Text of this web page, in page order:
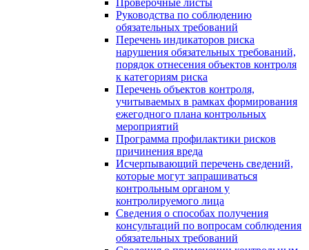
Руководства по соблюдению
обязательных требований
Перечень индикаторов риска
нарушения обязательных требований,
порядок отнесения объектов контроля
к категориям риска
Перечень объектов контроля,
учитываемых в рамках формирования
ежегодного плана контрольных
мероприятий
Программа профилактики рисков
причинения вреда
Исчерпывающий перечень сведений,
которые могут запрашиваться
контрольным органом у
контролируемого лица
Сведения о способах получения
консультаций по вопросам соблюдения
обязательных требований